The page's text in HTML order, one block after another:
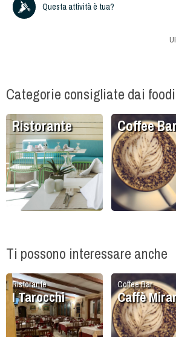
Questa attività è tua?
Categorie consigliate dai
Ristorante Coffee
Ti possono interessare anche
Ristorante
I Tarocchi
Coffee Bar
Caffè